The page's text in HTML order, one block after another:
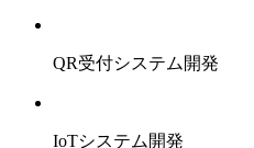
QR受付システム開発
IoTシステム開発